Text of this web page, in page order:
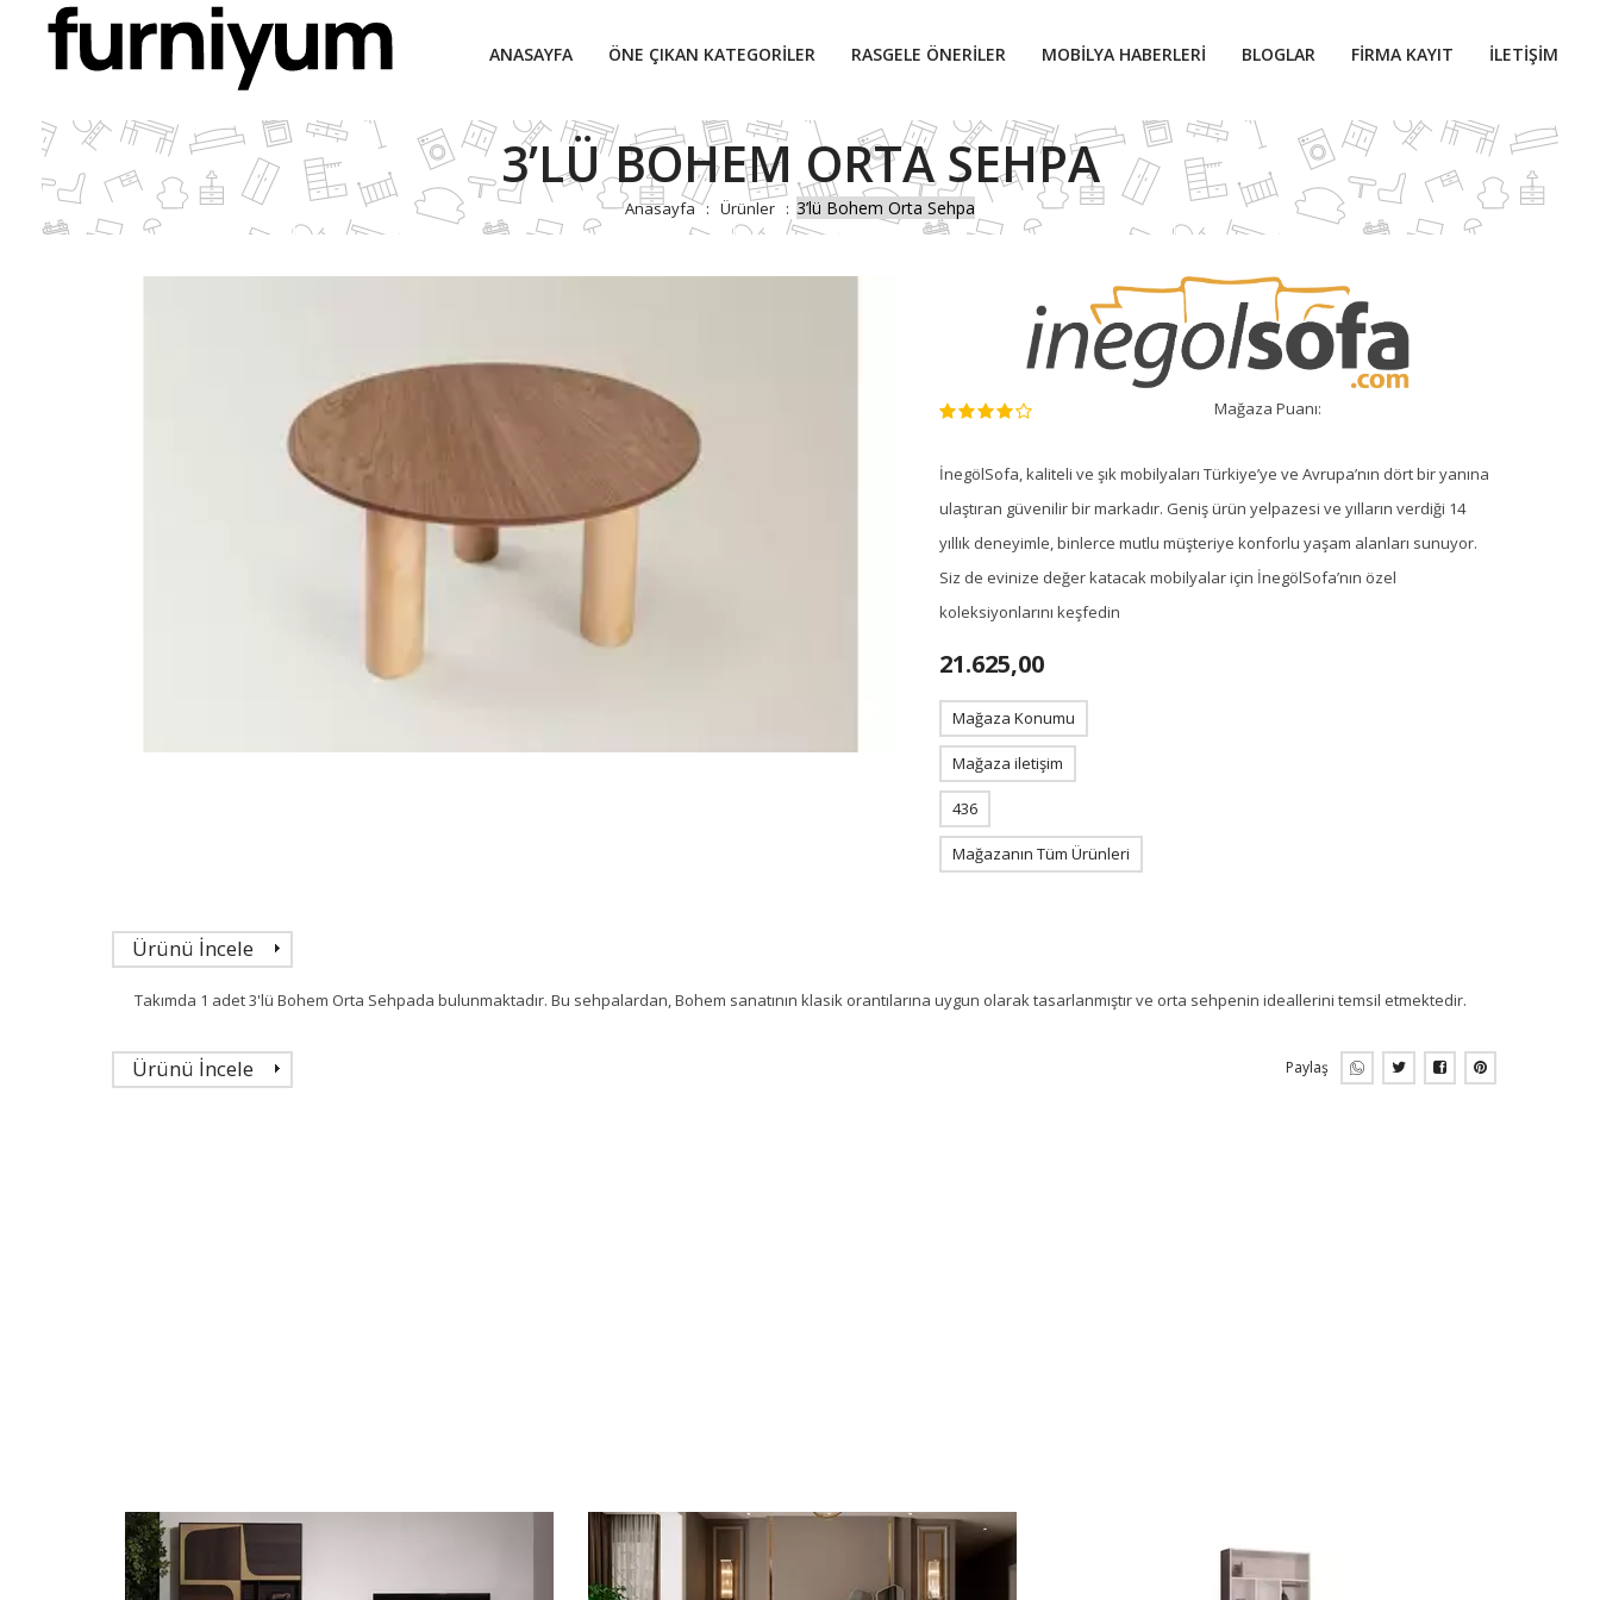
ANASAYFA ÖNE ÇIKAN KATEGORILER RASGELE ÖNERILER MOBILYA HABERLERI BLOGLAR FIRMA KAYIT İLETIŞIM
3’LÜ BOHEM ORTA SEHPA
Anasayfa Ürünler 3’lü Bohem Orta Sehpa
Mağaza Puanı:
İnegölSofa, kaliteli ve şık mobilyaları Türkiye’ye ve Avrupa’nın dört bir yanına
ulaştıran güvenilir bir markadır. Geniş ürün yelpazesi ve yılların verdiği 14
yıllık deneyimle, binlerce mutlu müşteriye konforlu yaşam alanları sunuyor.
Siz de evinize değer katacak mobilyalar için İnegölSofa’nın özel
koleksiyonlarını keşfedin
21.625,00
Mağaza Konumu
Mağaza iletişim
436
Mağazanın Tüm Ürünleri
Ürünü İncele
Takımda 1 adet 3'lü Bohem Orta Sehpada bulunmaktadır. Bu sehpalardan, Bohem sanatının klasik orantılarına uygun olarak tasarlanmıştır ve orta sehpenin ideallerini temsil etmektedir.
Ürünü İncele Paylaş